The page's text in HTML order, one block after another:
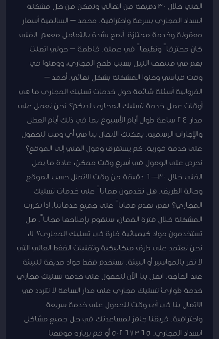
الفني خلال 30 دقيقة من اتصالي وتمكن من حل مشكلة
انسداد المجاري بسرعة واحترافية. محمد – السالمية أسعار
معقولة وخدمة ممتازة. أنصح بشدة بالتعامل معهم. الفني
كان محترفاً ونظيفاً في عمله. فاطمة – حولي اتصلت
بهم في منتصف الليل بسبب طفح المجاري، ووصلوا في
وقت قياسي وحلوا المشكلة بشكل نهائي. أحمد –
الفروانية أسئلة شائعة حول خدمات تسليك المجاري ما هي
أوقات عمل خدمة تسليك المجاري لديكم؟ نحن نعمل على
مدار 24 ساعة طوال أيام الأسبوع بما في ذلك أيام العطل
والإجازات الرسمية. يمكنك الاتصال بنا في أي وقت للحصول
على خدمة فورية. كم يستغرق وصول الفني إلى الموقع؟
نحرص على الوصول في أسرع وقت ممكن، عادة ما يصل
الفني خلال 30-60 دقيقة من وقت الاتصال حسب الموقع
وحالة الطريق. هل تقدمون ضماناً على خدمات تسليك
المجاري؟ نعم، نقدم ضماناً على جميع خدماتنا. إذا تكررت
المشكلة خلال فترة الضمان، سنقوم بإصلاحها مجاناً. هل
تستخدمون مواد كيميائية ضارة في تسليك المجاري؟ لا،
نحن نعتمد على طرق ميكانيكية وتقنيات الضغط العالي التي
لا تضر بالمواسير أو البيئة. نستخدم فقط مواد صديقة للبيئة
عند الحاجة. اتصل بنا الآن للحصول على خدمة تسليك مجاري
خدمة طوارئ تسليك مجاري على مدار الساعة لا تتردد في
الاتصال بنا في أي وقت للحصول على خدمة سريعة
واحترافية. فريقنا جاهز لمساعدتك في حل جميع مشاكل
انسداد المجاري. 50267365 أو قم بزيارة موقعنا